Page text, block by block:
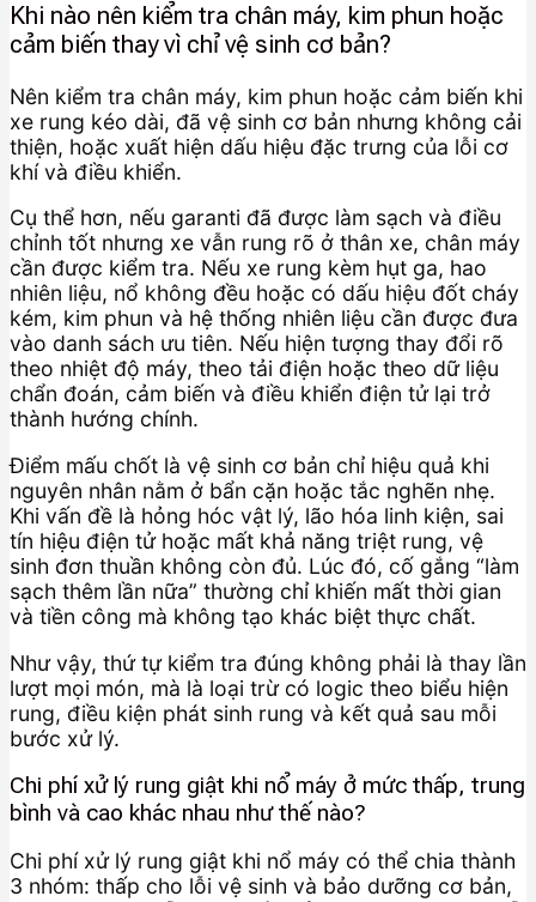
Khi nào nên kiểm tra chân máy, kim phun hoặc
cảm biến thay vì chỉ vệ sinh cơ bản?
Nên kiểm tra chân máy, kim phun hoặc cảm biến khi
xe rung kéo dài, đã vệ sinh cơ bản nhưng không cải
thiện, hoặc xuất hiện dấu hiệu đặc trưng của lỗi cơ
khí và điều khiển.
Cụ thể hơn, nếu garanti đã được làm sạch và điều
chỉnh tốt nhưng xe vẫn rung rõ ở thân xe, chân máy
cần được kiểm tra. Nếu xe rung kèm hụt ga, hao
nhiên liệu, nổ không đều hoặc có dấu hiệu đốt cháy
kém, kim phun và hệ thống nhiên liệu cần được đưa
vào danh sách ưu tiên. Nếu hiện tượng thay đổi rõ
theo nhiệt độ máy, theo tải điện hoặc theo dữ liệu
chẩn đoán, cảm biến và điều khiển điện tử lại trở
thành hướng chính.
Điểm mấu chốt là vệ sinh cơ bản chỉ hiệu quả khi
nguyên nhân nằm ở bẩn cặn hoặc tắc nghẽn nhẹ.
Khi vấn đề là hỏng hóc vật lý, lão hóa linh kiện, sai
tín hiệu điện tử hoặc mất khả năng triệt rung, vệ
sinh đơn thuần không còn đủ. Lúc đó, cố gắng “làm
sạch thêm lần nữa” thường chỉ khiến mất thời gian
và tiền công mà không tạo khác biệt thực chất.
Như vậy, thứ tự kiểm tra đúng không phải là thay lần
lượt mọi món, mà là loại trừ có logic theo biểu hiện
rung, điều kiện phát sinh rung và kết quả sau mỗi
bước xử lý.
Chi phí xử lý rung giật khi nổ máy ở mức thấp, trung
bình và cao khác nhau như thế nào?
Chi phí xử lý rung giật khi nổ máy có thể chia thành
3 nhóm: thấp cho lỗi vệ sinh và bảo dưỡng cơ bản,